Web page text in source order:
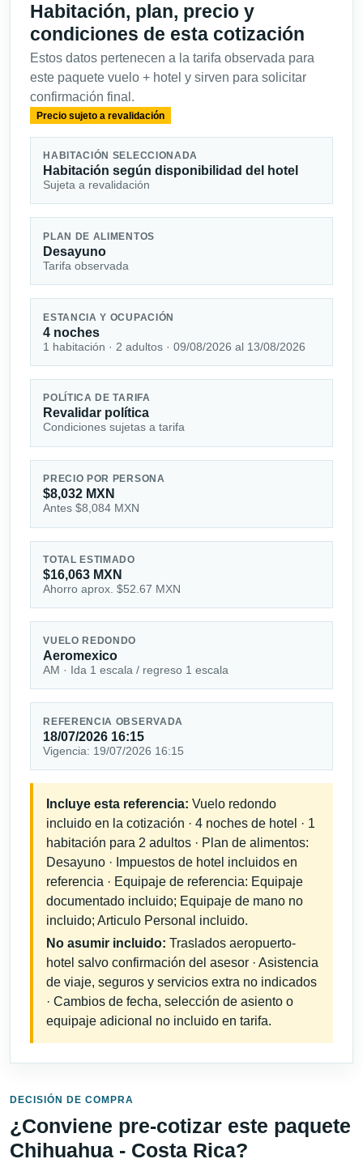
Habitación, plan, precio y
condiciones de esta cotización
Estos datos pertenecen a la tarifa observada para
este paquete vuelo + hotel y sirven para solicitar
confirmación final.
Precio sujeto a revalidación
HABITACIÓN SELECCIONADA
Habitación según disponibilidad del hotel
Sujeta a revalidación
PLAN DE ALIMENTOS
Desayuno
Tarifa observada
ESTANCIA Y OCUPACIÓN
4 noches
1 habitación · 2 adultos · 09/08/2026 al 13/08/2026
POLÍTICA DE TARIFA
Revalidar política
Condiciones sujetas a tarifa
PRECIO POR PERSONA
$8,032 MXN
Antes $8,084 MXN
TOTAL ESTIMADO
$16,063 MXN
Ahorro aprox. $52.67 MXN
VUELO REDONDO
Aeromexico
AM · Ida 1 escala / regreso 1 escala
REFERENCIA OBSERVADA
18/07/2026 16:15
Vigencia: 19/07/2026 16:15
Incluye esta referencia: Vuelo redondo
incluido en la cotización · 4 noches de hotel · 1
habitación para 2 adultos · Plan de alimentos:
Desayuno · Impuestos de hotel incluidos en
referencia · Equipaje de referencia: Equipaje
documentado incluido; Equipaje de mano no
incluido; Articulo Personal incluido.
No asumir incluido: Traslados aeropuerto-
hotel salvo confirmación del asesor · Asistencia
de viaje, seguros y servicios extra no indicados
· Cambios de fecha, selección de asiento o
equipaje adicional no incluido en tarifa.
DECISIÓN DE COMPRA
¿Conviene pre-cotizar este paquete
Chihuahua - Costa Rica?